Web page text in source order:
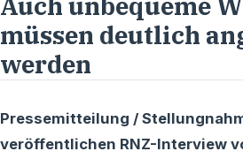
müssen deutlich
werden
Pressemitteilung /
veröffentlichen RNZ-Interview